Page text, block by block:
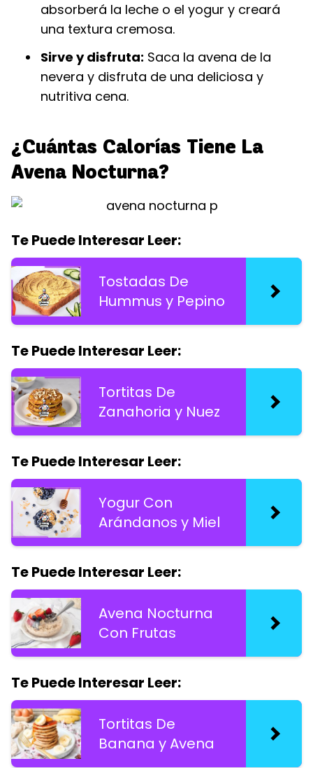
absorberá la leche o el yogur y creará
una textura cremosa.
Sirve y disfruta: Saca la avena de la
nevera y disfruta de una deliciosa y
nutritiva cena.
¿Cuántas Calorías Tiene La
Avena Nocturna?
Te Puede Interesar Leer:
Tostadas De
Hummus y Pepino
Te Puede Interesar Leer:
Tortitas De
Zanahoria y Nuez
Te Puede Interesar Leer:
Yogur Con
Arándanos y Miel
Te Puede Interesar Leer:
Avena Nocturna
Con Frutas
Te Puede Interesar Leer:
Tortitas De
Banana y Avena